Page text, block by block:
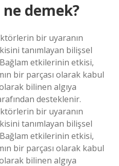
demek?
bir uyaranın
tanımlayan bilişsel
etkilerinin etkisi,
bir parçası olarak kabul
bilinen algıya
desteklenir.
bir uyaranın
tanımlayan bilişsel
etkilerinin etkisi,
bir parçası olarak kabul
bilinen algıya